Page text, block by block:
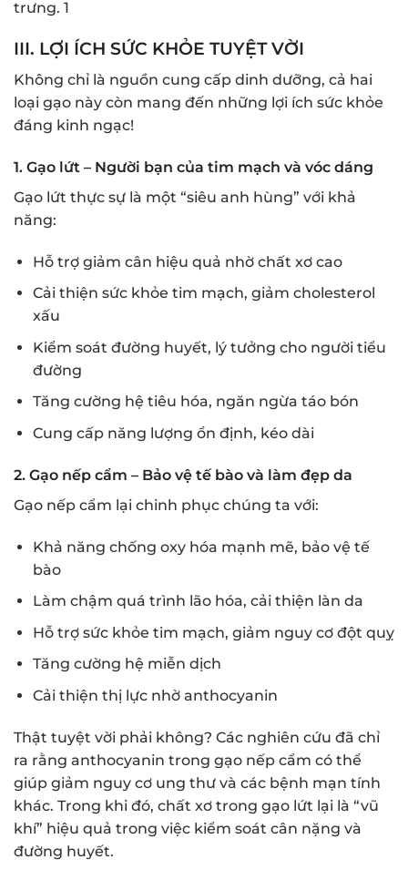
trưng. 1
III. LỢI ÍCH SỨC KHỎE TUYỆT VỜI
Không chỉ là nguồn cung cấp dinh dưỡng, cả hai
loại gạo này còn mang đến những lợi ích sức khỏe
đáng kinh ngạc!
1. Gạo lứt – Người bạn của tim mạch và vóc dáng
Gạo lứt thực sự là một “siêu anh hùng” với khả
năng:
Hỗ trợ giảm cân hiệu quả nhờ chất xơ cao
Cải thiện sức khỏe tim mạch, giảm cholesterol
xấu
Kiểm soát đường huyết, lý tưởng cho người tiểu
đường
Tăng cường hệ tiêu hóa, ngăn ngừa táo bón
Cung cấp năng lượng ổn định, kéo dài
2. Gạo nếp cẩm – Bảo vệ tế bào và làm đẹp da
Gạo nếp cẩm lại chinh phục chúng ta với:
Khả năng chống oxy hóa mạnh mẽ, bảo vệ tế
bào
Làm chậm quá trình lão hóa, cải thiện làn da
Hỗ trợ sức khỏe tim mạch, giảm nguy cơ đột quỵ
Tăng cường hệ miễn dịch
Cải thiện thị lực nhờ anthocyanin
Thật tuyệt vời phải không? Các nghiên cứu đã chỉ
ra rằng anthocyanin trong gạo nếp cẩm có thể
giúp giảm nguy cơ ung thư và các bệnh mạn tính
khác. Trong khi đó, chất xơ trong gạo lứt lại là “vũ
khí” hiệu quả trong việc kiểm soát cân nặng và
đường huyết.